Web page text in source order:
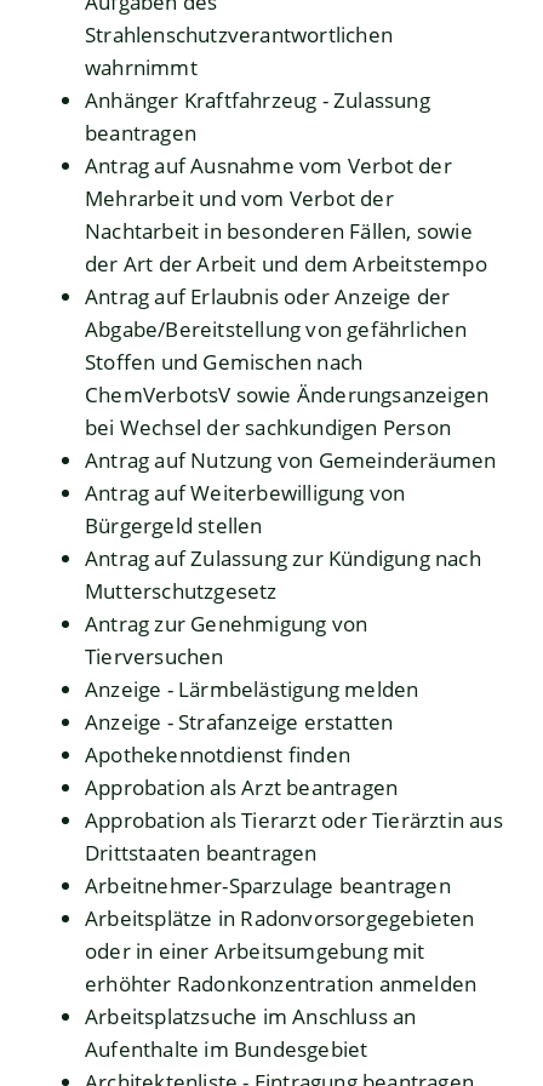
Strahlenschutzverantwortlichen
wahrnimmt
Anhänger Kraftfahrzeug - Zulassung
beantragen
Antrag auf Ausnahme vom Verbot der
Mehrarbeit und vom Verbot der
Nachtarbeit in besonderen Fällen, sowie
der Art der Arbeit und dem Arbeitstempo
Antrag auf Erlaubnis oder Anzeige der
Abgabe/Bereitstellung von gefährlichen
Stoffen und Gemischen nach
ChemVerbotsV sowie Änderungsanzeigen
bei Wechsel der sachkundigen Person
Antrag auf Nutzung von Gemeinderäumen
Antrag auf Weiterbewilligung von
Bürgergeld stellen
Antrag auf Zulassung zur Kündigung nach
Mutterschutzgesetz
Antrag zur Genehmigung von
Tierversuchen
Anzeige - Lärmbelästigung melden
Anzeige - Strafanzeige erstatten
Apothekennotdienst finden
Approbation als Arzt beantragen
Approbation als Tierarzt oder Tierärztin aus
Drittstaaten beantragen
Arbeitnehmer-Sparzulage beantragen
Arbeitsplätze in Radonvorsorgegebieten
oder in einer Arbeitsumgebung mit
erhöhter Radonkonzentration anmelden
Arbeitsplatzsuche im Anschluss an
Aufenthalte im Bundesgebiet